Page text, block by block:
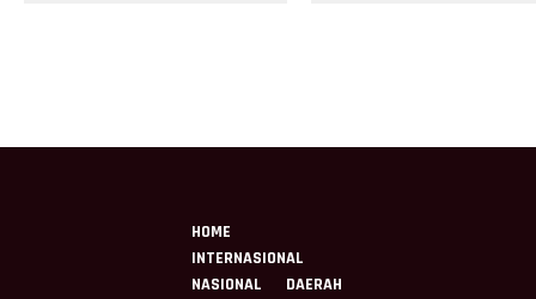
HOME
INTERNASIONAL
NASIONAL
DAERAH